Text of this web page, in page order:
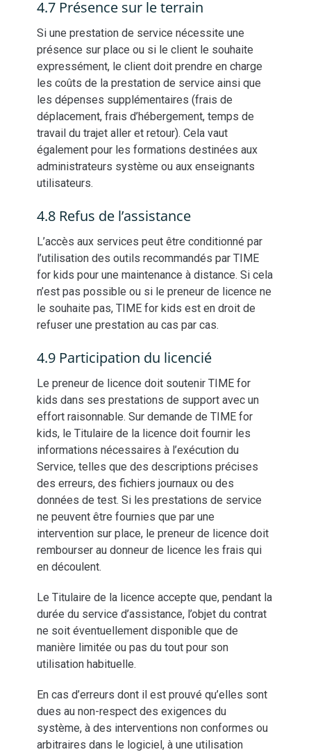
4.7 Présence sur le terrain
Si une prestation de service nécessite une
présence sur place ou si le client le souhaite
expressément, le client doit prendre en charge
les coûts de la prestation de service ainsi que
les dépenses supplémentaires (frais de
déplacement, frais d’hébergement, temps de
travail du trajet aller et retour). Cela vaut
également pour les formations destinées aux
administrateurs système ou aux enseignants
utilisateurs.
4.8 Refus de l’assistance
L’accès aux services peut être conditionné par
l’utilisation des outils recommandés par TIME
for kids pour une maintenance à distance. Si cela
n’est pas possible ou si le preneur de licence ne
le souhaite pas, TIME for kids est en droit de
refuser une prestation au cas par cas.
4.9 Participation du licencié
Le preneur de licence doit soutenir TIME for
kids dans ses prestations de support avec un
effort raisonnable. Sur demande de TIME for
kids, le Titulaire de la licence doit fournir les
informations nécessaires à l’exécution du
Service, telles que des descriptions précises
des erreurs, des fichiers journaux ou des
données de test. Si les prestations de service
ne peuvent être fournies que par une
intervention sur place, le preneur de licence doit
rembourser au donneur de licence les frais qui
en découlent.
Le Titulaire de la licence accepte que, pendant la
durée du service d’assistance, l’objet du contrat
ne soit éventuellement disponible que de
manière limitée ou pas du tout pour son
utilisation habituelle.
En cas d’erreurs dont il est prouvé qu’elles sont
dues au non-respect des exigences du
système, à des interventions non conformes ou
arbitraires dans le logiciel, à une utilisation